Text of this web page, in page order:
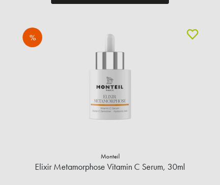
%
Monteil
Elixir Metamorphose Vitamin C Serum, 30ml